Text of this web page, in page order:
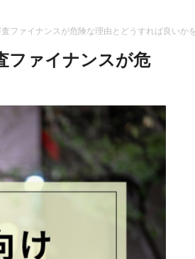
ファイナンスが危険な理由とどうすれば良いか
ファイナンスが危